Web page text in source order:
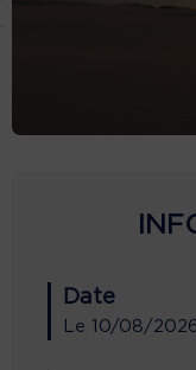
Date
Le 10/08/